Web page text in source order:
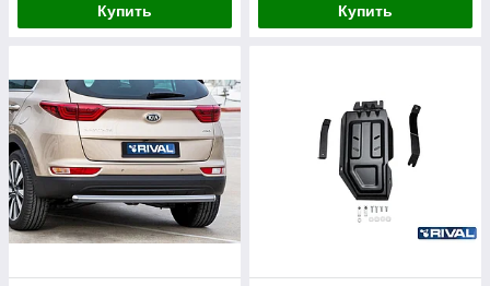
Купить Купить